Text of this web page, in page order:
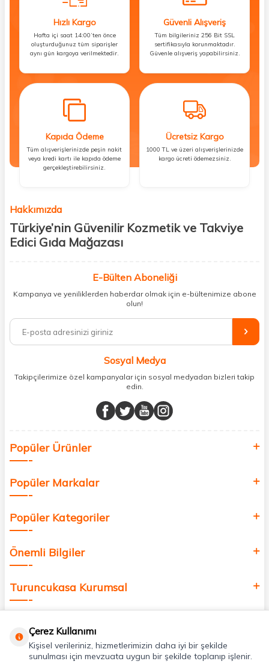
Hızlı Kargo
Hafta içi saat 14:00’ten önce
oluşturduğunuz tüm siparişler
aynı gün kargoya verilmektedir.
Güvenli Alışveriş
Tüm bilgileriniz 256 Bit SSL
sertifikasıyla korunmaktadır.
Güvenle alışveriş yapabilirsiniz.
Kapıda Ödeme
Tüm alışverişlerinizde peşin nakit
veya kredi kartı ile kapıda ödeme
gerçekleştirebilirsiniz.
Ücretsiz Kargo
1000 TL ve üzeri alışverişlerinizde
kargo ücreti ödemezsiniz.
Hakkımızda
Türkiye’nin Güvenilir Kozmetik ve Takviye
Edici Gıda Mağazası
kişisel bakım hem de takviye edici gıda ürünlerini sizlerle
buluşturuyoruz. Artık mağaza mağaza dolaşmanıza gerek yok;
ihtiyacınız olan her şeyi tek bir çatı altında topluyor ve kapınıza kadar
%100 orijinal kozmetik ve sağlık ürünleriyle güzelliğinizi tamamlayabilir,
vücudunuzu desteklemek için güvenilir takviye edici gıdalara
minerallere kadar binlerce ürünü uygun fiyat ve hızlı kargo avantajıyla
sunuyoruz.
buluşturuyor ve online alışveriş deneyiminizi en iyi hale getiriyoruz.
Sağlık, güzellik ve iyi yaşam için aradığınız her şey burada!
değer katmak için bize katılın!
E-Bülten Aboneliği
Kampanya ve yeniliklerden haberdar olmak için e-bültenimize abone
olun!
Sosyal Medya
Takipçilerimize özel kampanyalar için sosyal medyadan bizleri takip
edin.
Popüler Ürünler
Popüler Markalar
Popüler Kategoriler
Önemli Bilgiler
Turuncukasa Kurumsal
Uygulamalarımız
Çerez Kullanımı
Kişisel verileriniz, hizmetlerimizin daha iyi bir şekilde
sunulması için mevzuata uygun bir şekilde toplanıp işlenir.